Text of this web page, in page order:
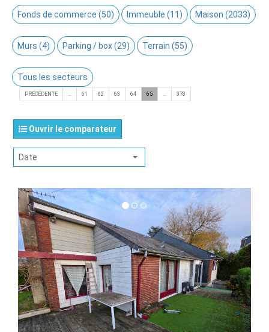
Fonds de commerce (50) Immeuble (11) Maison (2033)
Murs (4) Parking / box (29) Terrain (55)
Tous les secteurs
PRÉCÉDENTE ... 61 62 63 64 65 ... 378
Ouvrir le comparateur
Date